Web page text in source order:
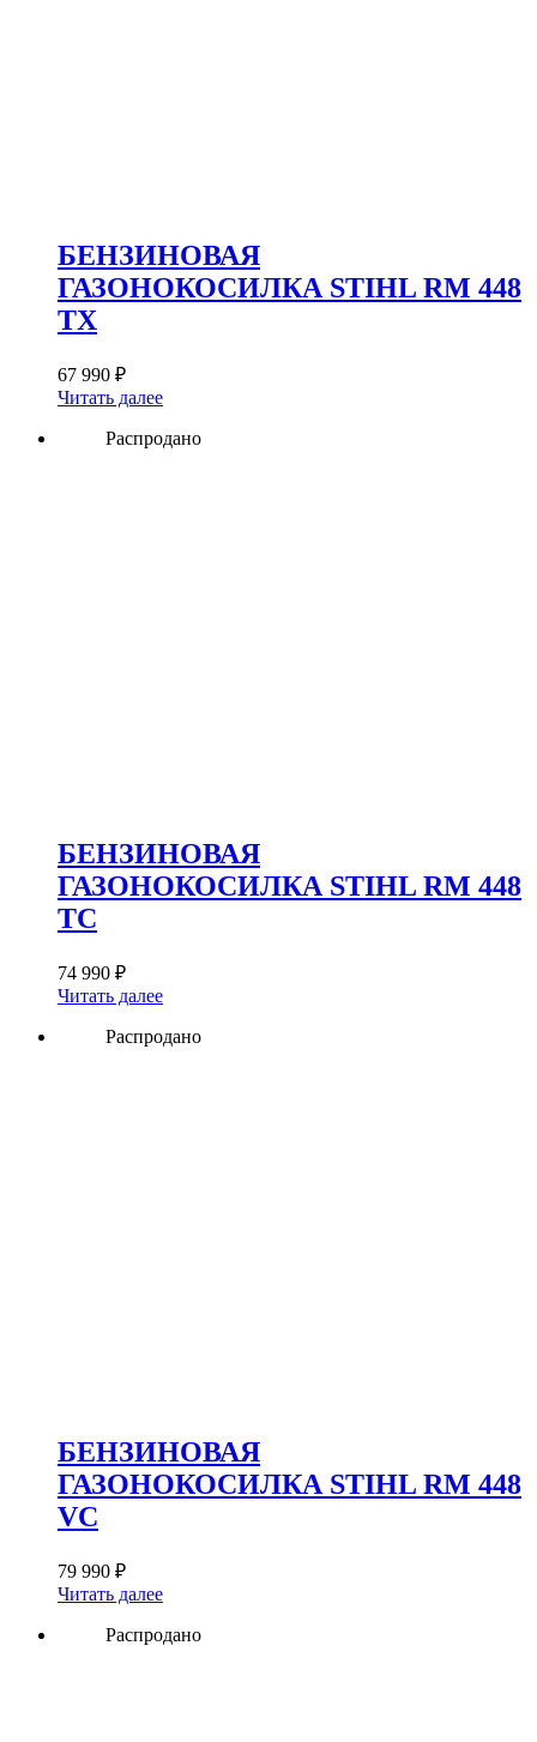
БЕНЗИНОВАЯ
ГАЗОНОКОСИЛКА STIHL RM 448
TX
67 990 ₽
Читать далее
Распродано
БЕНЗИНОВАЯ
ГАЗОНОКОСИЛКА STIHL RM 448
TC
74 990 ₽
Читать далее
Распродано
БЕНЗИНОВАЯ
ГАЗОНОКОСИЛКА STIHL RM 448
VC
79 990 ₽
Читать далее
Распродано